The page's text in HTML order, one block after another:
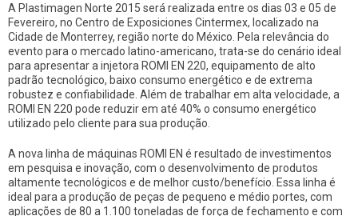
A Plastimagen Norte 2015 será realizada entre os dias 03 e 05 de
Fevereiro, no Centro de Exposiciones Cintermex, localizado na
Cidade de Monterrey, região norte do México. Pela relevância do
evento para o mercado latino-americano, trata-se do cenário ideal
para apresentar a injetora ROMI EN 220, equipamento de alto
padrão tecnológico, baixo consumo energético e de extrema
robustez e confiabilidade. Além de trabalhar em alta velocidade, a
ROMI EN 220 pode reduzir em até 40% o consumo energético
utilizado pelo cliente para sua produção.
A nova linha de máquinas ROMI EN é resultado de investimentos
em pesquisa e inovação, com o desenvolvimento de produtos
altamente tecnológicos e de melhor custo/benefício. Essa linha é
ideal para a produção de peças de pequeno e médio portes, com
aplicações de 80 a 1.100 toneladas de força de fechamento e com